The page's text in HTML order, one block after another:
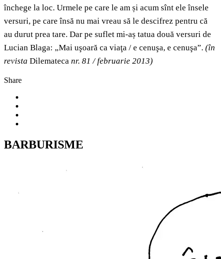
închege la loc. Urmele pe care le am și acum sînt ele însele
versuri, pe care însă nu mai vreau să le descifrez pentru că
au durut prea tare. Dar pe suflet mi-aș tatua două versuri de
Lucian Blaga: „Mai uşoară ca viaţa / e cenuşa, e cenuşa”. (în
revista Dilemateca nr. 81 / februarie 2013)
Share
BARBURISME